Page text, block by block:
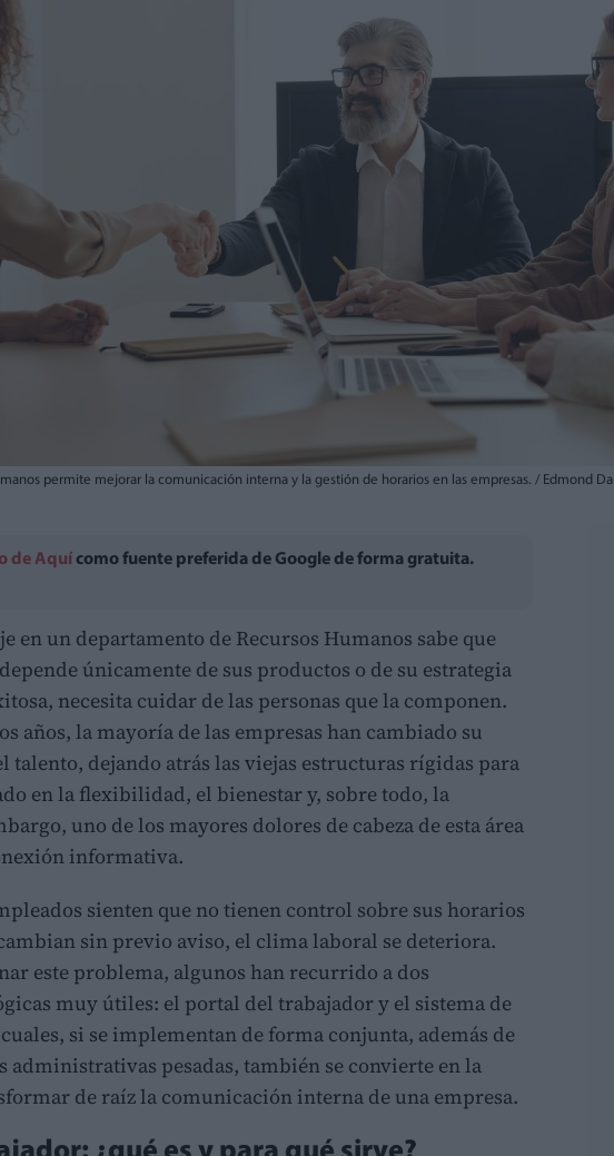
permite mejorar la comunicación interna y la gestión de horarios en las empresas. / Edmond
de Aquí como fuente preferida de Google de forma gratuita.
en un departamento de Recursos Humanos sabe que
únicamente de sus productos o de su estrategia
necesita cuidar de las personas que la componen.
años, la mayoría de las empresas han cambiado su
talento, dejando atrás las viejas estructuras rígidas para
en la flexibilidad, el bienestar y, sobre todo, la
uno de los mayores dolores de cabeza de esta área
informativa.
sienten que no tienen control sobre sus horarios
sin previo aviso, el clima laboral se deteriora.
este problema, algunos han recurrido a dos
muy útiles: el portal del trabajador y el sistema de
si se implementan de forma conjunta, además de
administrativas pesadas, también se convierte en la
de raíz la comunicación interna de una empresa.